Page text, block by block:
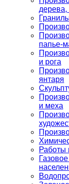
дерева,
папье-
и рога
янтаря
и меха
Работы